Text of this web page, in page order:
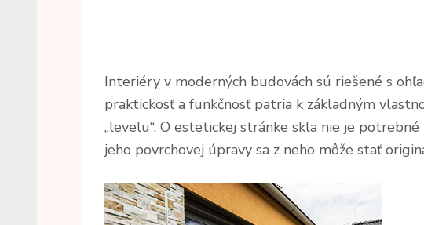
Interiéry v moderných budovách sú riešené s
praktickosť a funkčnosť patria k základným
„levelu“. O estetickej stránke skla nie je
jeho povrchovej úpravy sa z neho môže stať